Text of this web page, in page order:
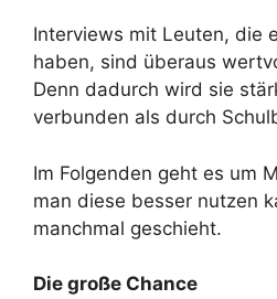
Interviews mit Leuten, die
haben, sind überaus
Denn dadurch wird sie
verbunden als durch
Im Folgenden geht es um
man diese besser nutzen
manchmal geschieht.
Die große Chance